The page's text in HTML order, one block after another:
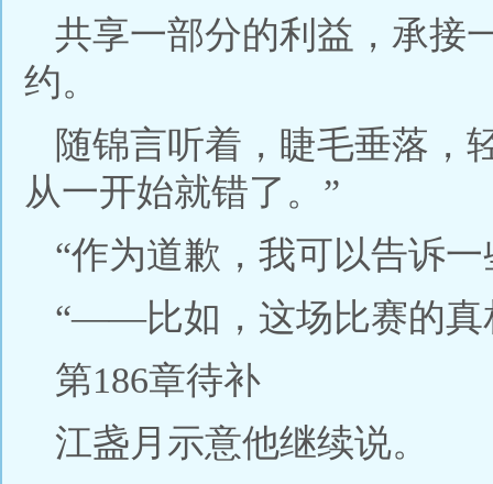
共享一部分的利益，承接
约。
随锦言听着，睫毛垂落，
从一开始就错了。”
“作为道歉，我可以告诉
“——比如，这场比赛的真
第186章待补
江盏月示意他继续说。